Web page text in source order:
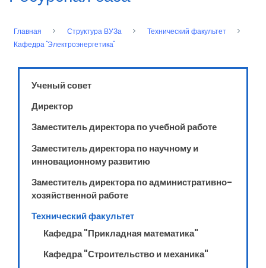
Строка
навигации
Главная Структура ВУЗа
Технический факультет
Кафедра "Электроэнергетика"
Ученый совет
Директор
Заместитель директора по учебной работе
Заместитель директора по научному и
инновационному развитию
Заместитель директора по административно-
хозяйственной работе
Технический факультет
Кафедра "Прикладная математика"
Кафедра "Строительство и механика"